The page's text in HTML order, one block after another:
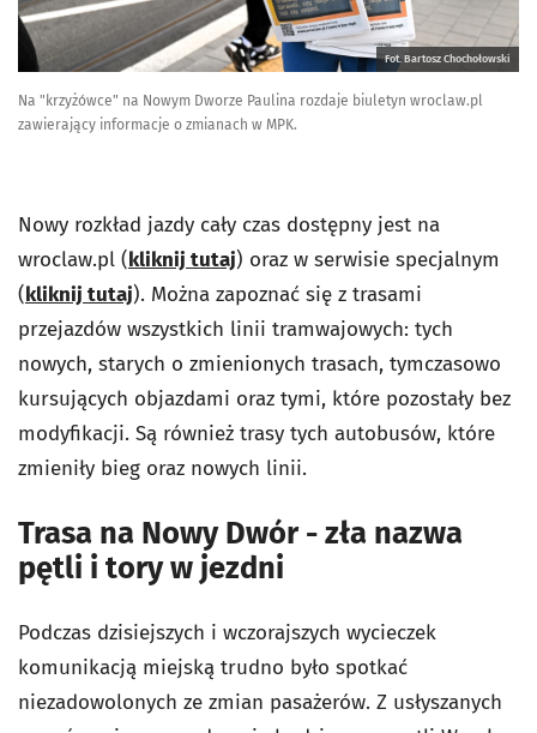
Fot. Bartosz Chochołowski
Na "krzyżówce" na Nowym Dworze Paulina rozdaje biuletyn wroclaw.pl
zawierający informacje o zmianach w MPK.
Nowy rozkład jazdy cały czas dostępny jest na
wroclaw.pl (kliknij tutaj) oraz w serwisie specjalnym
(kliknij tutaj). Można zapoznać się z trasami
przejazdów wszystkich linii tramwajowych: tych
nowych, starych o zmienionych trasach, tymczasowo
kursujących objazdami oraz tymi, które pozostały bez
modyfikacji. Są również trasy tych autobusów, które
zmieniły bieg oraz nowych linii.
Trasa na Nowy Dwór - zła nazwa
pętli i tory w jezdni
Podczas dzisiejszych i wczorajszych wycieczek
komunikacją miejską trudno było spotkać
niezadowolonych ze zmian pasażerów. Z usłyszanych